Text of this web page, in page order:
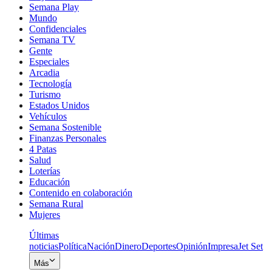
Semana Play
Mundo
Confidenciales
Semana TV
Gente
Especiales
Arcadia
Tecnología
Turismo
Estados Unidos
Vehículos
Semana Sostenible
Finanzas Personales
4 Patas
Salud
Loterías
Educación
Contenido en colaboración
Semana Rural
Mujeres
Últimas
noticiasPolíticaNaciónDineroDeportesOpiniónImpresaJet Set
Más